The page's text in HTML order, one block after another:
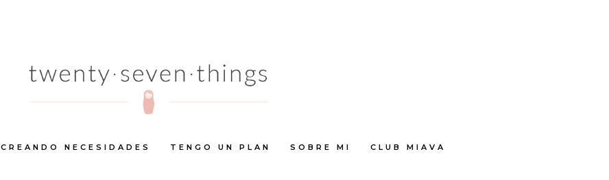
CREANDO NECESIDADES TENGO UN PLAN SOBRE MI CLUB MIAVA